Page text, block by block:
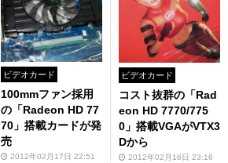
ビデオカード
100mmファン採用
の「Radeon HD 77
70」搭載カードが発
売
2012年02月17日 22:51
ビデオカード
コスト抜群の「Rad
eon HD 7770/775
0」搭載VGAがVTX3
Dから
2012年02月16日 23:16